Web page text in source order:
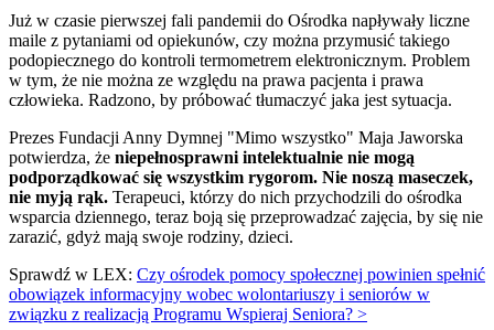
Już w czasie pierwszej fali pandemii do Ośrodka napływały liczne
maile z pytaniami od opiekunów, czy można przymusić takiego
podopiecznego do kontroli termometrem elektronicznym. Problem
w tym, że nie można ze względu na prawa pacjenta i prawa
człowieka. Radzono, by próbować tłumaczyć jaka jest sytuacja.
Prezes Fundacji Anny Dymnej "Mimo wszystko" Maja Jaworska
potwierdza, że niepełnosprawni intelektualnie nie mogą
podporządkować się wszystkim rygorom. Nie noszą maseczek,
nie myją rąk. Terapeuci, którzy do nich przychodzili do ośrodka
wsparcia dziennego, teraz boją się przeprowadzać zajęcia, by się nie
zarazić, gdyż mają swoje rodziny, dzieci.
Sprawdź w LEX: Czy ośrodek pomocy społecznej powinien spełnić
obowiązek informacyjny wobec wolontariuszy i seniorów w
związku z realizacją Programu Wspieraj Seniora? >